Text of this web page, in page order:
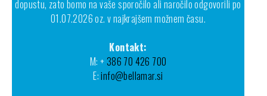
dopustu, zato bomo na vaše sporočilo ali naročilo odgovorili po
01.07.2026 oz. v najkrajšem možnem času.
Kontakt:
M: +386 70 426 700
E:info@bellamar.si